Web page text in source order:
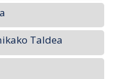
Taldea